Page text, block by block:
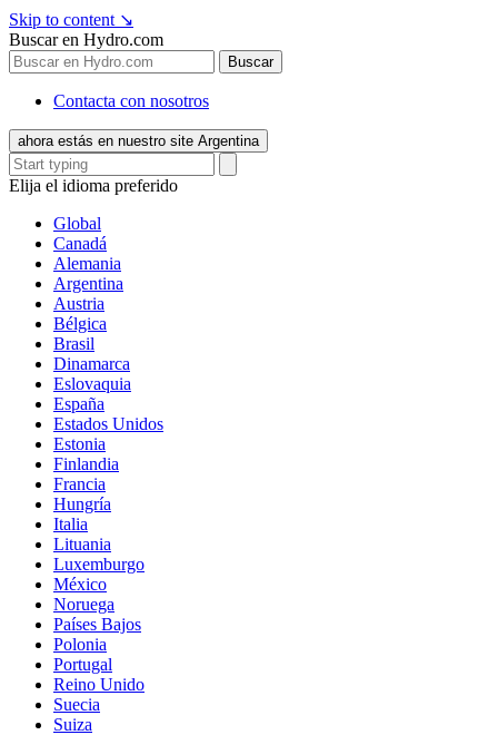
Skip to content ↘
Buscar en Hydro.com
Buscar
Contacta con nosotros
ahora estás en nuestro site Argentina
Elija el idioma preferido
Global
Canadá
Alemania
Argentina
Austria
Bélgica
Brasil
Dinamarca
Eslovaquia
España
Estados Unidos
Estonia
Finlandia
Francia
Hungría
Italia
Lituania
Luxemburgo
México
Noruega
Países Bajos
Polonia
Portugal
Reino Unido
Suecia
Suiza